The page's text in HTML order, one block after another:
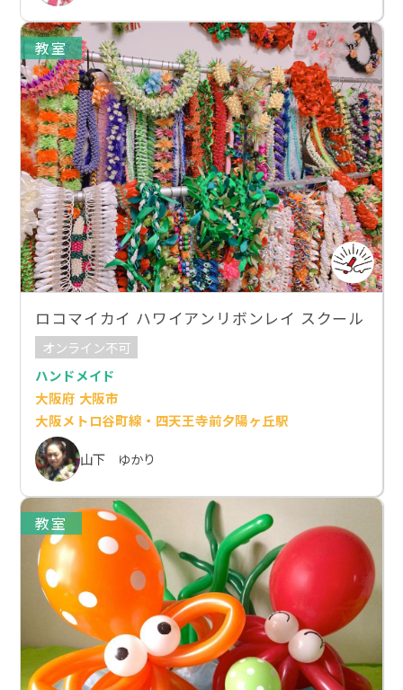
教室
ロコマイカイ ハワイアンリボンレイ スクール
オンライン不可
ハンドメイド
大阪府 大阪市
大阪メトロ谷町線・四天王寺前夕陽ヶ丘駅
山下 ゆかり
教室